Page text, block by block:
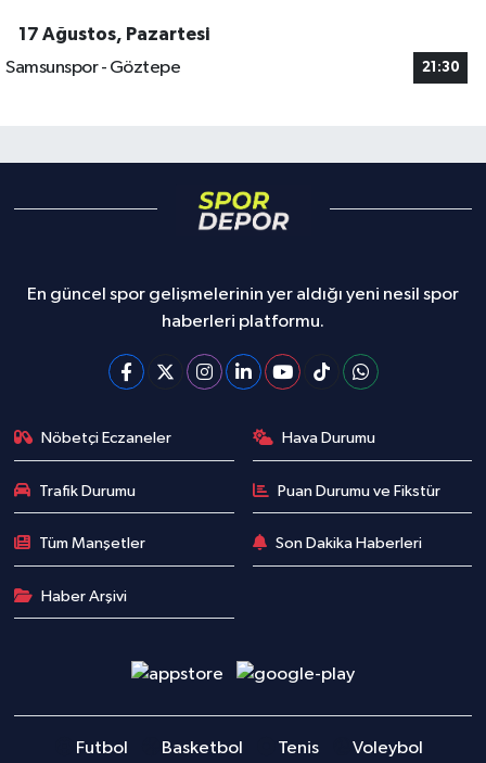
17 Ağustos, Pazartesi
Samsunspor - Göztepe
21:30
En güncel spor gelişmelerinin yer aldığı yeni nesil spor
haberleri platformu.
Nöbetçi Eczaneler Hava Durumu
Trafik Durumu Puan Durumu ve Fikstür
Tüm Manşetler Son Dakika Haberleri
Haber Arşivi
Futbol Basketbol Tenis Voleybol